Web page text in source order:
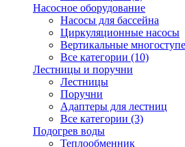
Насосное оборудование
Насосы для бассейна
Циркуляционные насосы
Вертикальные
Все категории (10)
Лестницы и поручни
Лестницы
Поручни
Адаптеры для лестниц
Все категории (3)
Подогрев воды
Теплообменник